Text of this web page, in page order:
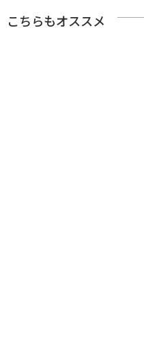
こちらもオススメ